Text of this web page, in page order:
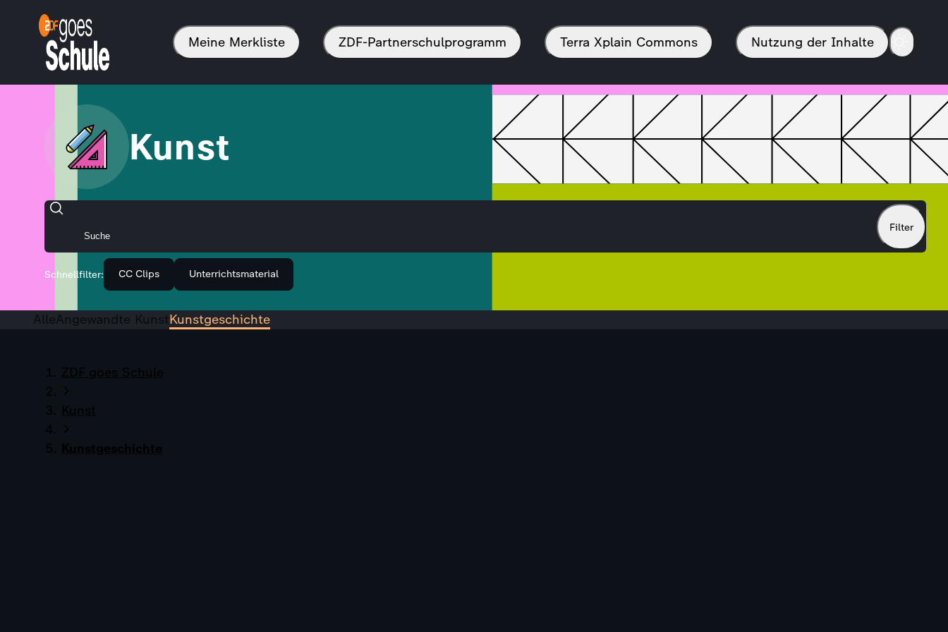
Meine Merkliste ZDF-Partnerschulprogramm Terra Xplain Commons Nutzung der Inhalte
Kunst
Filter
Schnellfilter: CC Clips Unterrichtsmaterial
AlleAngewandte KunstKunstgeschichte
ZDF goes Schule
Kunst
Kunstgeschichte